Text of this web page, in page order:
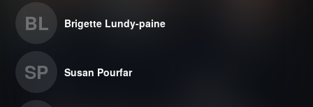
BL Brigette Lundy-paine
SP Susan Pourfar